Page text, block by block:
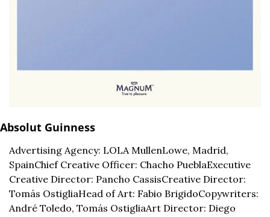
Absolut Guinness
Advertising Agency: LOLA MullenLowe, Madrid,
SpainChief Creative Officer: Chacho PueblaExecutive
Creative Director: Pancho CassisCreative Director:
Tomás OstigliaHead of Art: Fabio BrigidoCopywriters:
André Toledo, Tomás OstigliaArt Director: Diego